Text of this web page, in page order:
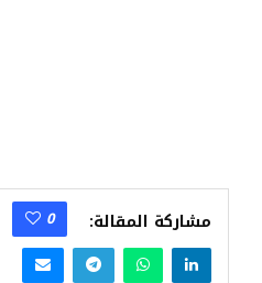
مشاركة المقالة: 0